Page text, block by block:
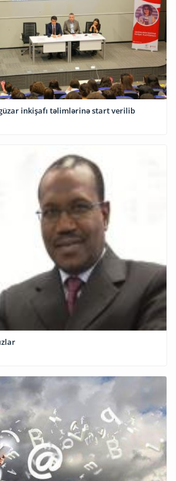
inkişafı təlimlərinə start verilib